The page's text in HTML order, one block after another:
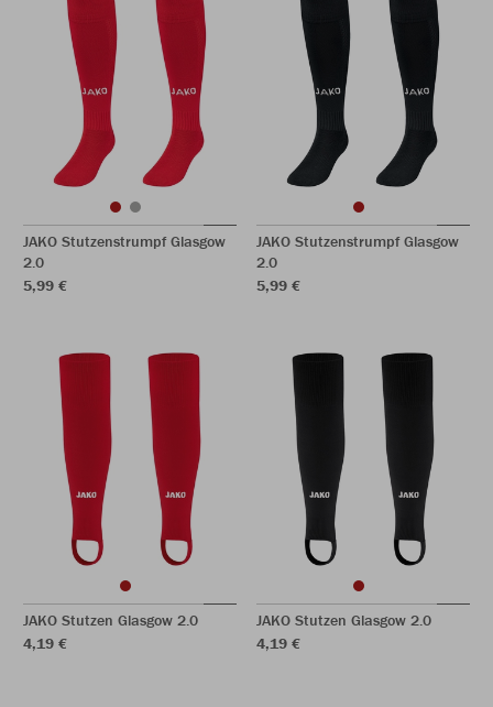
JAKO Stutzenstrumpf Glasgow
2.0
5,99 €
JAKO Stutzenstrumpf Glasgow
2.0
5,99 €
JAKO Stutzen Glasgow 2.0
4,19 €
JAKO Stutzen Glasgow 2.0
4,19 €